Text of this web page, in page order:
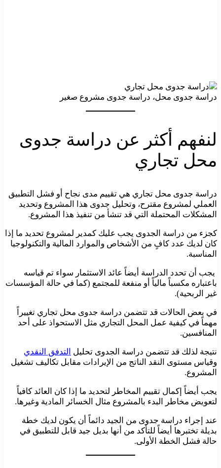
دراسة جدوى محل، دراسة جدوى مشروع صغير
لنفهم أكثر عن دراسة جدوى
محل تجاري
دراسة جدوى محل تجاري هي تقييم مدى نجاح أو فشل التطبيق
العملي لمشروع مقترح، وتحليل جدوى هذا المشروع وتحديد
المشكلات المحتملة التي قد تنشأ من تنفيذ هذا المشروع.
كجزء من دراسة الجدوى يجب عليك كمدير لمشروع تحديد ما إذا
كان لديك عدد كافٍ من الأشخاص والموارد المالية والتكنولوجيا
المناسبة.
يجب أن تحدد الدراسة أيضاً عائد الاستثمار سواء تم قياسه
باعتباره مكسباً مالياً أو منفعة للمجتمع (كما في حالة المؤسسات
غير الربحية).
في بعض الحالات قد تتضمن دراسة جدوى محل تجاري تغييراً
مهماً في كيفية عمل المحل التجاري مثل الاستحواذ على أحد
المنافسين.
نتيجة لذلك قد تتضمن دراسة الجدوى تحليل التدفق النقدي
وقياس مستوى النقد الناتج من الإيرادات مقابل تكاليف تشغيل
المشروع.
يجب أيضاً إكمال تقييم المخاطر لتحديد ما إذا كان العائد كافياً
لتعويض مخاطر البدء بالمشروع مثال الخسائر المادية وغيرها.
عند إجراء دراسة جدوى من الجيد دائماً أن يكون لديك خطة
بديلة تختبرها أيضاً للتأكد من أنها بديل جيد قابل للتطبيق في
حالة فشل الخطة الأولى.